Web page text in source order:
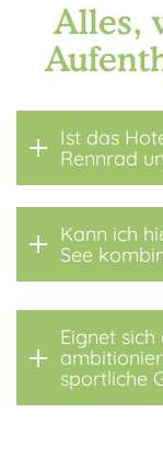
Alles,
Ist das
Rennrad
Kann ich
See
Eignet
sportliche